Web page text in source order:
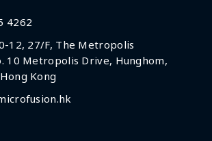
4262
12, 27/F, The Metropolis
10 Metropolis Drive, Hunghom,
Kong